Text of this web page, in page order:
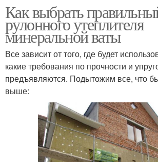
Как выбрать
рулонного утеплителя
минеральной ваты
Все зависит от того, где будет
какие требования по прочности и
предъявляются. Подытожим все, что
выше: